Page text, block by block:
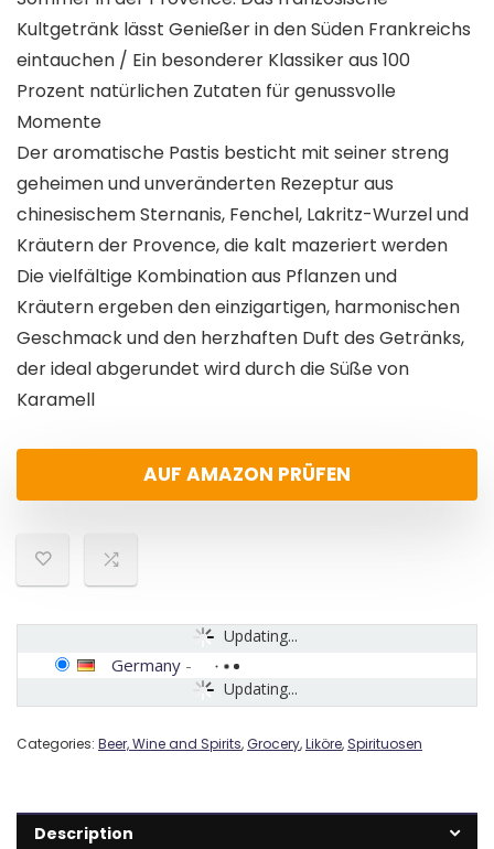
Kultgetränk lässt Genießer in den Süden Frankreichs
eintauchen / Ein besonderer Klassiker aus 100
Prozent natürlichen Zutaten für genussvolle
Momente
Der aromatische Pastis besticht mit seiner streng
geheimen und unveränderten Rezeptur aus
chinesischem Sternanis, Fenchel, Lakritz-Wurzel und
Kräutern der Provence, die kalt mazeriert werden
Die vielfältige Kombination aus Pflanzen und
Kräutern ergeben den einzigartigen, harmonischen
Geschmack und den herzhaften Duft des Getränks,
der ideal abgerundet wird durch die Süße von
Karamell
AUF AMAZON PRÜFEN
Updating...
Updating...
Germany -
Categories: Beer, Wine and Spirits,Grocery,Liköre, Spirituosen
Description